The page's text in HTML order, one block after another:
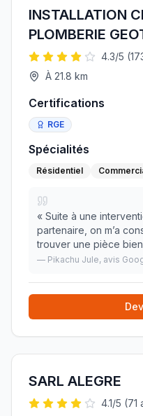
INSTALLATION
PLOMBERIE
4.3/5 (
À 21.8 km
Certifications
RGE
Spécialités
Résidentiel
« Suite à une
partenaire, on m’a
trouver une pièce
besoin pour réparer
— Pikachu Jule, avis
SARL ALEGRE
4.1/5 (71